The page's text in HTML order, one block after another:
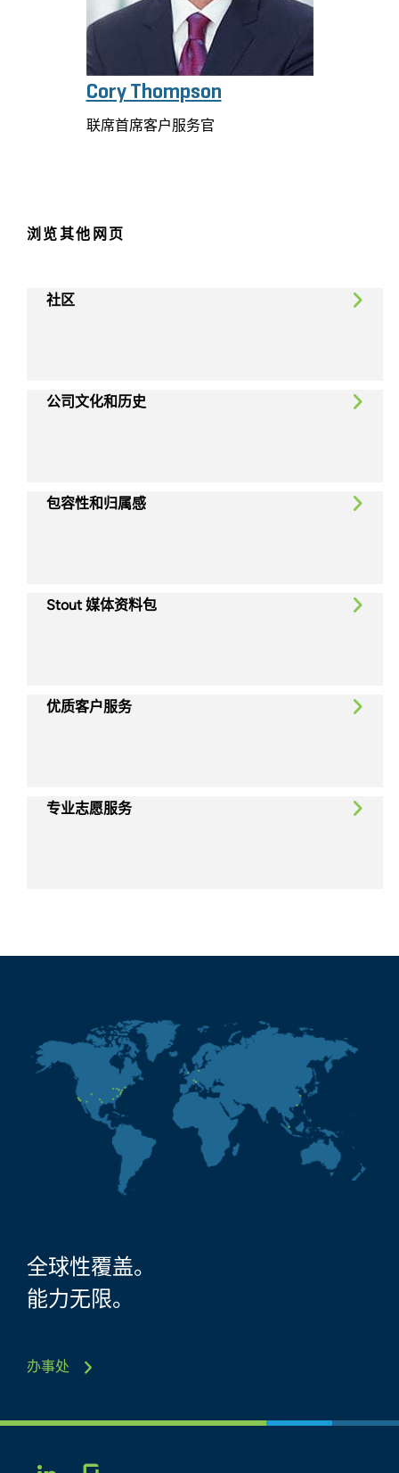
Cory Thompson
联席首席客户服务官
浏览其他网页
社区
公司文化和历史
包容性和归属感
Stout 媒体资料包
优质客户服务
专业志愿服务
全球性覆盖。
能力无限。
办事处